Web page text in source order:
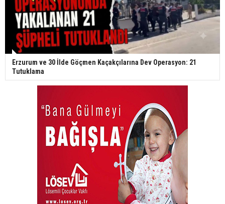
Erzurum ve 30 İlde Göçmen Kaçakçılarına Dev Operasyon: 21
Tutuklama